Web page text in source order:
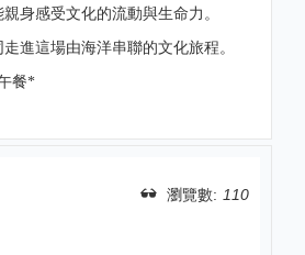
身感受文化的流動與生命力。
進這場由海洋串聯的文化旅程。
餐*
瀏覽數: 110